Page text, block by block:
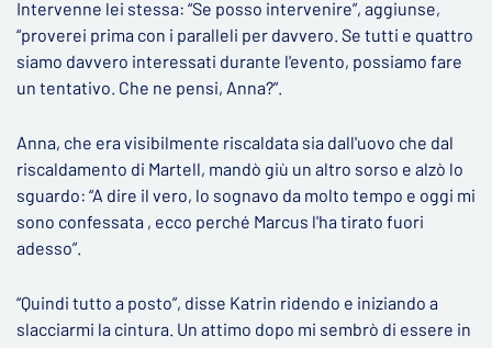
Intervenne lei stessa: “Se posso intervenire”, aggiunse,
“proverei prima con i paralleli per davvero. Se tutti e quattro
siamo davvero interessati durante l'evento, possiamo fare
un tentativo. Che ne pensi, Anna?”.
Anna, che era visibilmente riscaldata sia dall'uovo che dal
riscaldamento di Martell, mandò giù un altro sorso e alzò lo
sguardo: “A dire il vero, lo sognavo da molto tempo e oggi mi
sono confessata , ecco perché Marcus l'ha tirato fuori
adesso”.
“Quindi tutto a posto”, disse Katrin ridendo e iniziando a
slacciarmi la cintura. Un attimo dopo mi sembrò di essere in